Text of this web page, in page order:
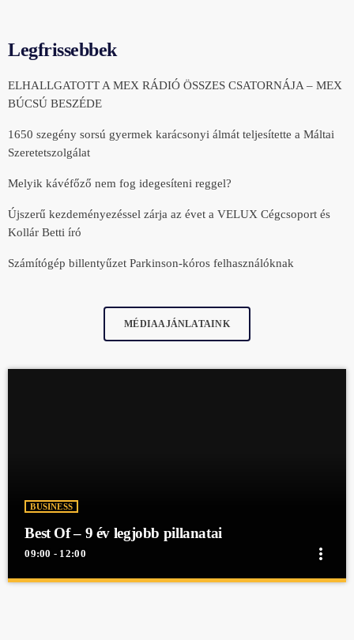
Legfrissebbek
ELHALLGATOTT A MEX RÁDIÓ ÖSSZES CSATORNÁJA – MEX
BÚCSÚ BESZÉDE
1650 szegény sorsú gyermek karácsonyi álmát teljesítette a Máltai
Szeretetszolgálat
Melyik kávéfőző nem fog idegesíteni reggel?
Újszerű kezdeményezéssel zárja az évet a VELUX Cégcsoport és
Kollár Betti író
Számítógép billentyűzet Parkinson-kóros felhasználóknak
MÉDIAAJÁNLATAINK
BUSINESS
Best Of – 9 év legjobb pillanatai
09:00 - 12:00 more_vert